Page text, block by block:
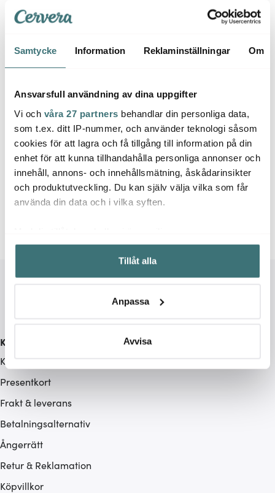
Samtycke Information Reklaminställningar Om
Ansvarsfull användning av dina uppgifter
Vi och våra 27 partners behandlar din personliga data,
som t.ex. ditt IP-nummer, och använder teknologi såsom
cookies för att lagra och få tillgång till information på din
enhet för att kunna tillhandahålla personliga annonser och
innehåll, annons- och innehållsmätning, åskådarinsikter
och produktutveckling. Du kan själv välja vilka som får
använda din data och i vilka syften.
Samla in information om din geografiska plats som
kan ha en noggrannhet på upp till flera meter
Identifiera din enhet genom att aktivt skanna den för
Ta reda på mer om hur dina personliga uppgifter
Du kan ändra eller dra tillbaka ditt samtycke när som
Vi använder cookies för att innehållet och annonserna
ska anpassas efter det som vi tror att du tycker om. Det
hemsidan ännu bättre. Du bestämmer själv vilka cookies
som du vill dela med dig av.
Tillåt alla
Anpassa
Avvisa
Låt dig inspireras av våra kunder
Relaterade sidor
Kökshanddukar Diskdukar
Kundservice
Kontakta oss / FAQ
Presentkort
Frakt & leverans
Betalningsalternativ
Ångerrätt
Retur & Reklamation
Köpvillkor